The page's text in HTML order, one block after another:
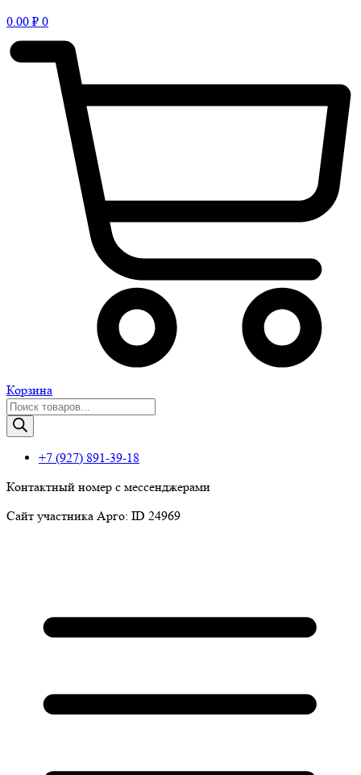
0.00 ₽ 0
Корзина
Поиск
товаров
+7 (927) 891-39-18
Контактный номер с мессенджерами
Сайт участника Арго: ID 24969